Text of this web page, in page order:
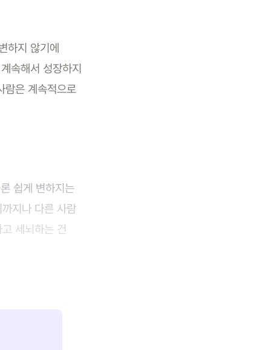
하지 않기에
속해서 성장하지
람은 계속적으로
쉽게 변하지는
지나 다른 사람
세뇌하는 건